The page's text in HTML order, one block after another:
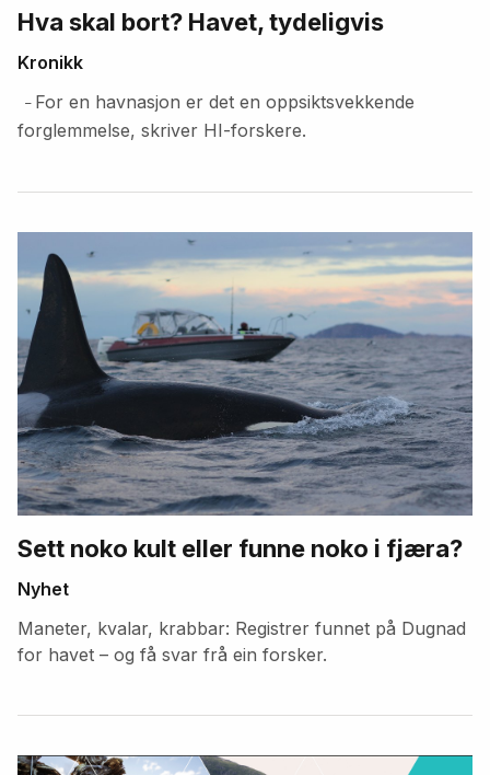
Hva skal bort? Havet, tydeligvis
Kronikk
– For en havnasjon er det en oppsiktsvekkende
forglemmelse, skriver HI-forskere.
artikler
Sett noko kult eller funne noko i fjæra?
Nyhet
Maneter, kvalar, krabbar: Registrer funnet på Dugnad
for havet – og få svar frå ein forsker.